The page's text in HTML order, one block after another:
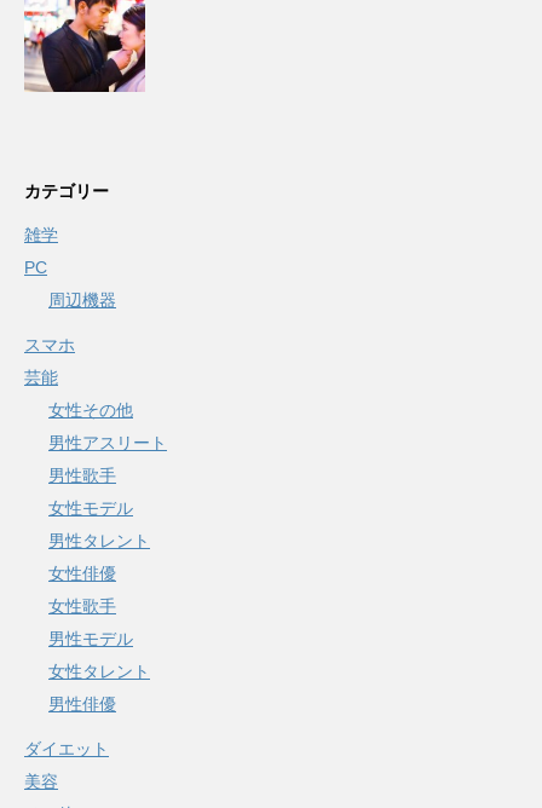
カテゴリー
雑学
PC
周辺機器
スマホ
芸能
女性その他
男性アスリート
男性歌手
女性モデル
男性タレント
女性俳優
女性歌手
男性モデル
女性タレント
男性俳優
ダイエット
美容